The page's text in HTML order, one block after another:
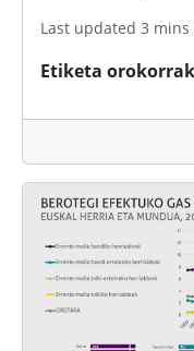
Last updated 3 mins
Etiketa orokorrak